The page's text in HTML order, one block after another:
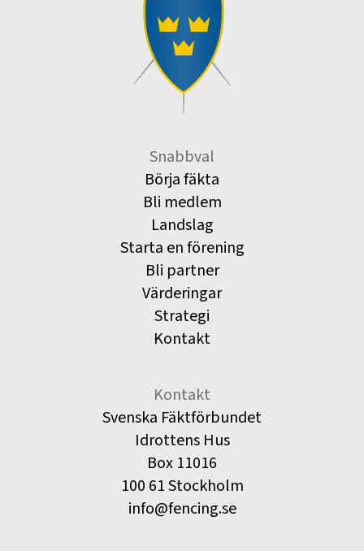
Snabbval
Börja fäkta
Bli medlem
Landslag
Starta en förening
Bli partner
Värderingar
Strategi
Kontakt
Kontakt
Svenska Fäktförbundet
Idrottens Hus
Box 11016
100 61 Stockholm
info@fencing.se